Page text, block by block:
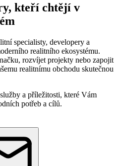
kteří chtějí v
specialisty, developery a
realitního ekosystému.
rozvíjet projekty nebo zapojit
realitnímu obchodu skutečnou
a příležitosti, které Vám
potřeb a cílů.